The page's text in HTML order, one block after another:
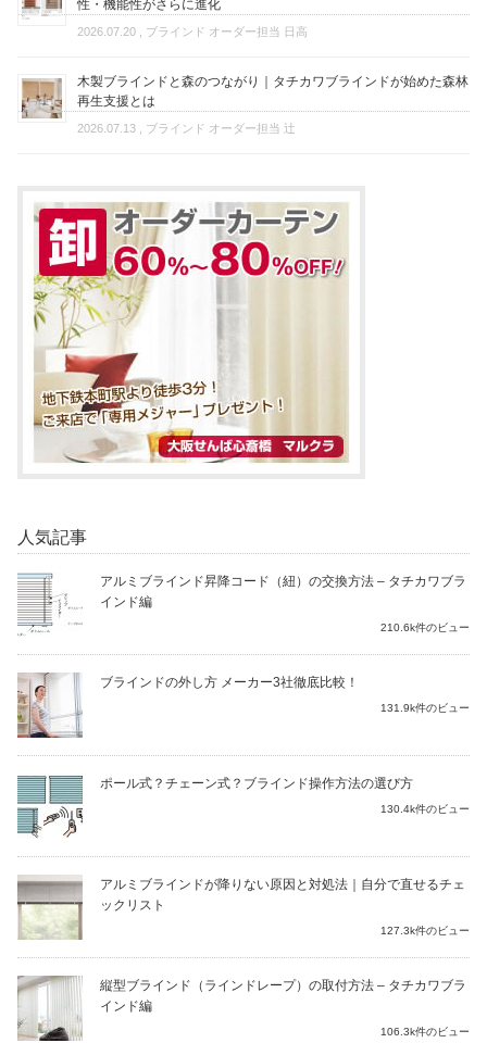
性・機能性がさらに進化
2026.07.20 , ブラインド オーダー担当 日高
木製ブラインドと森のつながり｜タチカワブラインドが始めた森林
再生支援とは
2026.07.13 , ブラインド オーダー担当 辻
人気記事
アルミブラインド昇降コード（紐）の交換方法 – タチカワブラ
インド編
210.6k件のビュー
ブラインドの外し方 メーカー3社徹底比較！
131.9k件のビュー
ポール式？チェーン式？ブラインド操作方法の選び方
130.4k件のビュー
アルミブラインドが降りない原因と対処法｜自分で直せるチェ
ックリスト
127.3k件のビュー
縦型ブラインド（ラインドレープ）の取付方法 – タチカワブラ
インド編
106.3k件のビュー